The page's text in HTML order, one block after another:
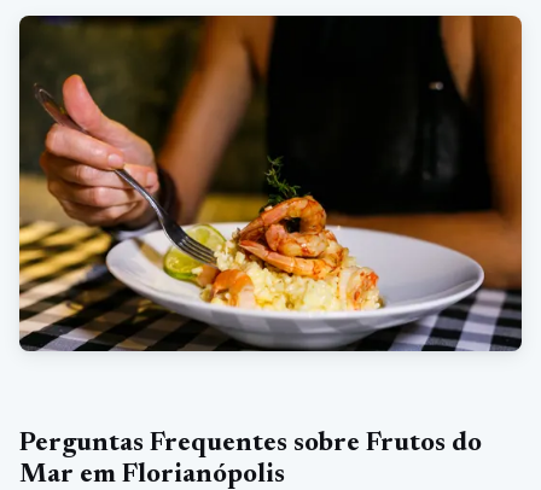
Perguntas Frequentes sobre Frutos do
Mar em Florianópolis